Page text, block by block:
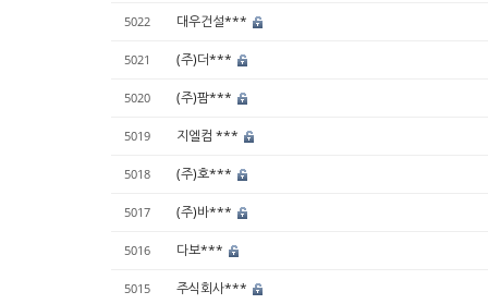
5022 대우건설***
5021 (주)더***
5020 (주)팜***
5019 지엘컴 ***
5018 (주)호***
5017 (주)바***
5016 다보***
5015 주식회사***